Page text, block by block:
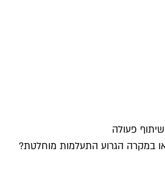
פעולה
במקרה הגרוע התעלמות מוחלטת?